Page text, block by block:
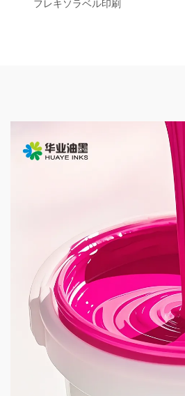
フレキソラベル印刷